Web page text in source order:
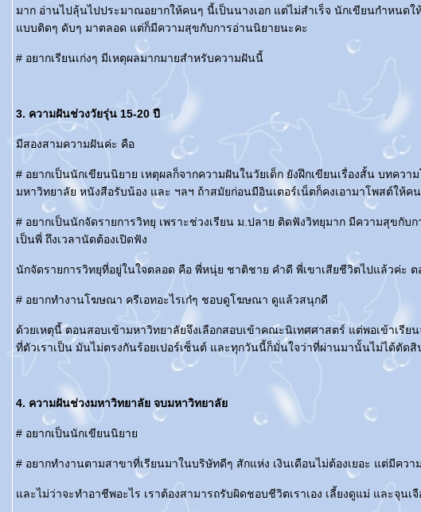
มาก อ่านไปลุ้นไปประมาณอยากให้คนๆ นี้เป็นนางเอก แต่ไม่สำเร็จ นักเขียนกำหนดใ
บบติดๆ ดับๆ มาตลอด แต่ก็มีความสุขกับการอ่านนิยายนะคะ
# อยากเรียนเก่งๆ มีเหตุผลมากมายสำหรับความฝันนี้
3. ความฝันช่วงวัยรุ่น 15-20 ปี
มีสองสามความฝันค่ะ คือ
# อยากเป็นนักเขียนนิยาย เหตุผลก็จากความฝันในวัยเด็ก ยังฝึกเขียนเรื่องสั้น บทควา
มหาวิทยาลัย หนังสือรับน้อง และ ฯลฯ ถ้าสมัยก่อนมีอินเตอร์เน็ตก็คงเอามาโพสต์ให้ค
# อยากเป็นนักจัดรายการวิทยุ เพราะช่วงเรียน ม.ปลาย ติดฟังวิทยุมาก มีความสุขกับ
เป็นพี่ ถึงเวลานัดต้องเปิดฟัง
นักจัดรายการวิทยุที่อยู่ในใจตลอด คือ พี่หนุ่ย ชาติชาย คำดี พี่เขาเสียชีวิตไปแล้วค่ะ
# อยากทำงานโฆษณา ครีเอทอะไรเก๋ๆ ชอบดูโฆษณา ดูแล้วสนุกดี
ด้วยเหตุนี้ ตอนสอบเข้ามหาวิทยาลัยจึงเลือกสอบเข้าคณะนิเทศศาสตร์ แต่พอเข้าเรี
ที่ตัวเราเป็น มันไม่ตรงกันร้อยเปอร์เซ็นต์ และทุกวันนี้ก็มั่นใจว่าที่ผ่านมานั้นไม่ได้ตัด
4. ความฝันช่วงมหาวิทยาลัย จบมหาวิทยาลั
# อยากเป็นนักเขียนนิยา
# อยากทำงานตามสาขาที่เรียนมาในบริษัทดีๆ สักแห่ง เงินเดือนไม่ต้องเยอะ แต่มีค
ละไม่ว่าจะทำอาชีพอะไร เราต้องสามารถรับผิดชอบชีวิตเราเอง เลี้ยงดูแม่ และจุนเจื